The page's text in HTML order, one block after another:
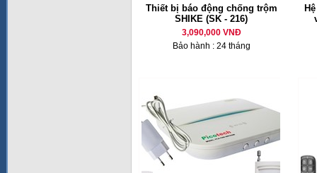
Thiết bị báo động chống trộm
SHIKE (SK - 216)
3,090,000 VNĐ
Bảo hành : 24 tháng